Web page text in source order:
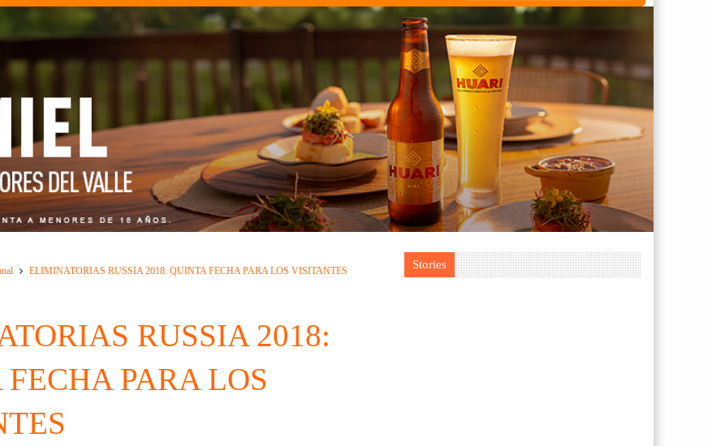
ELIMINATORIAS RUSSIA 2018: QUINTA FECHA PARA LOS VISITANTES
RUSSIA 2018:
PARA LOS
Stories